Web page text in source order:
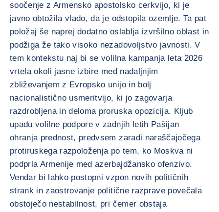
soočenje z Armensko apostolsko cerkvijo, ki je
javno obtožila vlado, da je odstopila ozemlje. Ta pat
položaj še naprej dodatno oslablja izvršilno oblast in
podžiga že tako visoko nezadovoljstvo javnosti. V
tem kontekstu naj bi se volilna kampanja leta 2026
vrtela okoli jasne izbire med nadaljnjim
zbliževanjem z Evropsko unijo in bolj
nacionalistično usmeritvijo, ki jo zagovarja
razdrobljena in deloma proruska opozicija. Kljub
upadu volilne podpore v zadnjih letih Pašijan
ohranja prednost, predvsem zaradi naraščajočega
protiruskega razpoloženja po tem, ko Moskva ni
podprla Armenije med azerbajdžansko ofenzivo.
Vendar bi lahko postopni vzpon novih političnih
strank in zaostrovanje politične razprave povečala
obstoječo nestabilnost, pri čemer obstaja